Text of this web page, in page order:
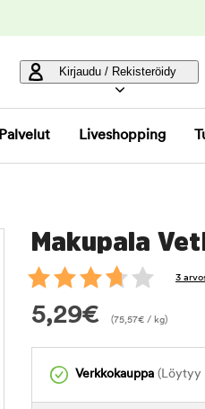
Kirjaudu / Rekisteröidy
Palvelut Liveshopping
Makupala
3
5,29€ (75,57€ / kg)
Verkkokauppa (Löytyy